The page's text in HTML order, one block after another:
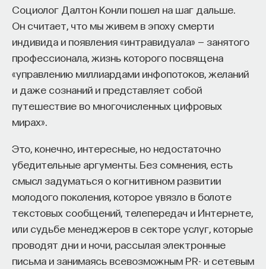
Социолог Далтон Конли пошел на шаг дальше.
Он считает, что мы живем в эпоху смерти
индивида и появления «интравидуала» — занятого
профессионала, жизнь которого посвящена
«управлению миллиардами инфопотоков, желаний
и даже сознаний и представляет собой
путешествие во многочисленных цифровых
мирах».
Это, конечно, интересные, но недостаточно
убедительные аргументы. Без сомнения, есть
смысл задуматься о когнитивном развитии
молодого поколения, которое увязло в болоте
текстовых сообщений, телепередач и Интернете,
или судьбе менеджеров в секторе услуг, которые
проводят дни и ночи, рассылая электронные
письма и занимаясь всевозможным PR- и сетевым
Внеси свой вклад в дело
ПОДДЕРЖАТЬ ПОСТНАУКУ